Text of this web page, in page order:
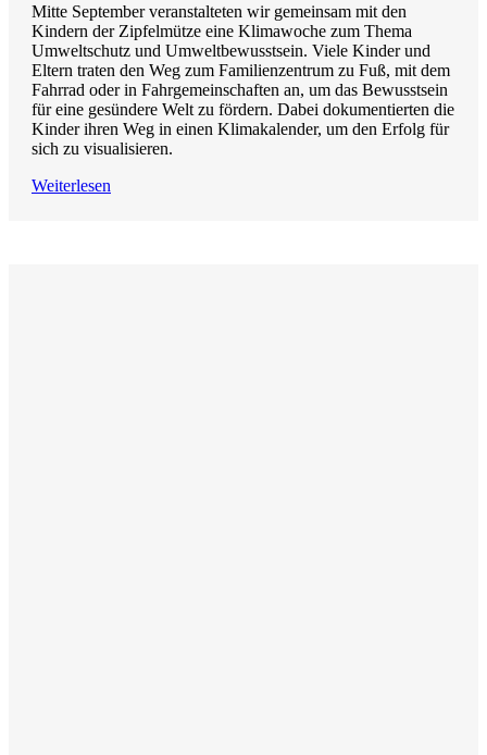
Mitte September veranstalteten wir gemeinsam mit den
Kindern der Zipfelmütze eine Klimawoche zum Thema
Umweltschutz und Umweltbewusstsein. Viele Kinder und
Eltern traten den Weg zum Familienzentrum zu Fuß, mit dem
Fahrrad oder in Fahrgemeinschaften an, um das Bewusstsein
für eine gesündere Welt zu fördern. Dabei dokumentierten die
Kinder ihren Weg in einen Klimakalender, um den Erfolg für
sich zu visualisieren.
Weiterlesen